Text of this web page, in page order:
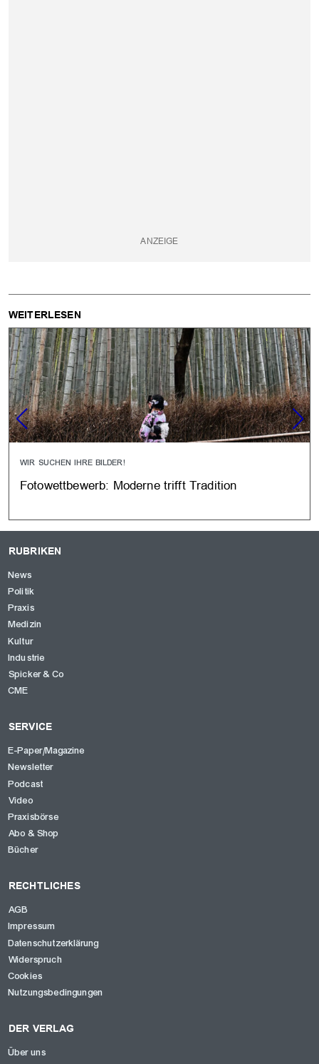
WEITERLESEN
WIR SUCHEN IHRE BILDER!
Fotowettbewerb: Moderne trifft Tradition
RUBRIKEN
News
Politik
Praxis
Medizin
Kultur
Industrie
Spicker & Co
CME
SERVICE
E-Paper/Magazine
Newsletter
Podcast
Video
Praxisbörse
Abo & Shop
Bücher
RECHTLICHES
AGB
Impressum
Datenschutzerklärung
Widerspruch
Cookies
Nutzungsbedingungen
DER VERLAG
Über uns